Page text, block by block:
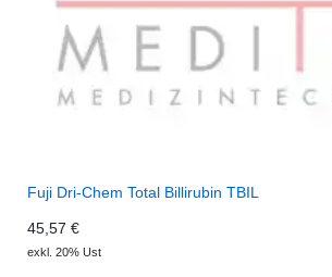
Fuji Dri-Chem Total Billirubin TBIL
45,57 €
exkl. 20% Ust